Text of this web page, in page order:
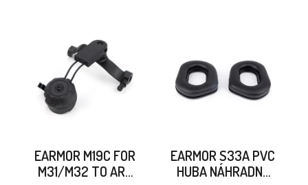
EARMOR M19C FOR
M31/M32 TO ARC
EARMOR S33A PVC
HUBA NÁHRADNÉ